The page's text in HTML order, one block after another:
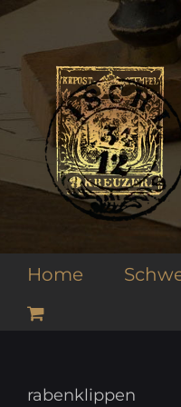
Zum
springen
Home
rabenklippen